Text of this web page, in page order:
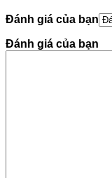
Đánh giá của bạn
Đánh giá của bạn